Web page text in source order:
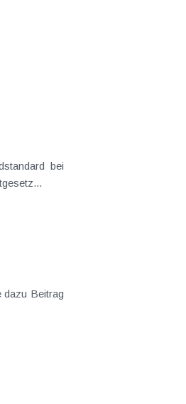
bei
dazu Beitrag